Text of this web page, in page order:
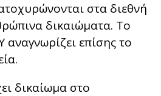
στα διεθνή
δικαιώματα. Το
επίσης το
δικαίωμα στο